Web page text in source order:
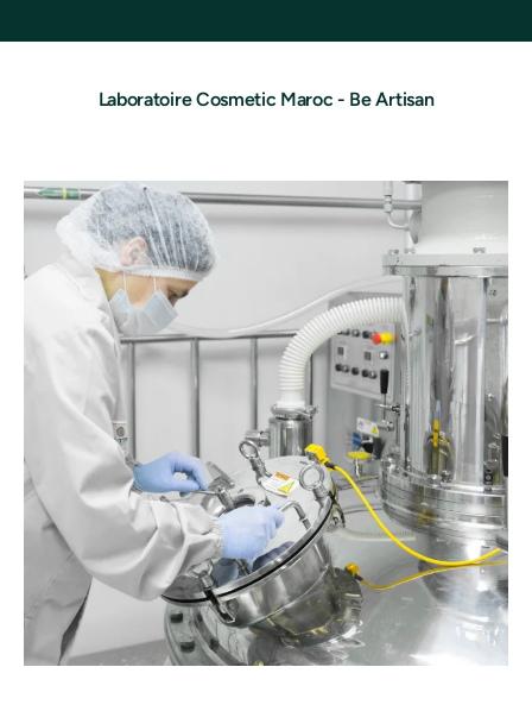
Laboratoire Cosmetic Maroc - Be Artisan